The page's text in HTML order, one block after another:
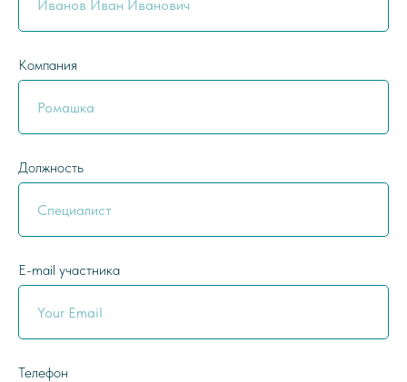
Компания
Должность
E-mail участника
Телефон